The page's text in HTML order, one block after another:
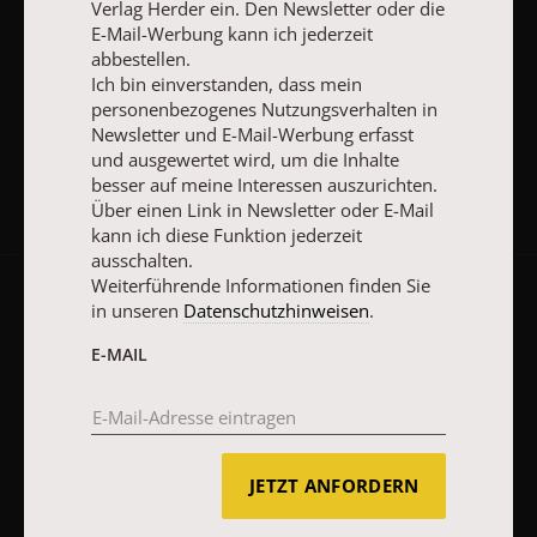
JETZT ANMELDEN
AGB und Widerrufsbelehrung Datenschutz
Vertrag widerrufen Abo online kündigen
Verlag Herder ein. Den Newsletter oder die
E-Mail-Werbung kann ich jederzeit
abbestellen.
Ich bin einverstanden, dass mein
personenbezogenes Nutzungsverhalten in
Newsletter und E-Mail-Werbung erfasst
und ausgewertet wird, um die Inhalte
besser auf meine Interessen auszurichten.
Über einen Link in Newsletter oder E-Mail
kann ich diese Funktion jederzeit
ausschalten.
Weiterführende Informationen finden Sie
in unseren Datenschutzhinweisen.
E-MAIL
JETZT ANFORDERN